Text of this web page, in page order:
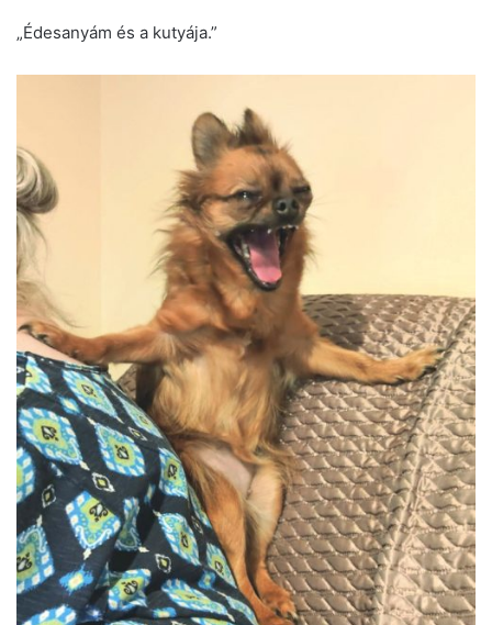
„Édesanyám és a kutyája.”